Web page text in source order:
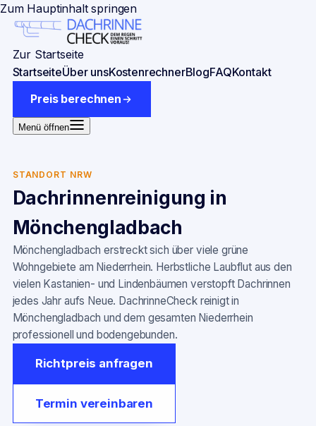
Zum Hauptinhalt springen
Zur Startseite
StartseiteÜber unsKostenrechnerBlogFAQKontakt
Preis berechnen
Menü öffnen
STANDORT NRW
Dachrinnenreinigung in
Mönchengladbach
Mönchengladbach erstreckt sich über viele grüne
Wohngebiete am Niederrhein. Herbstliche Laubflut aus den
vielen Kastanien- und Lindenbäumen verstopft Dachrinnen
jedes Jahr aufs Neue. DachrinneCheck reinigt in
Mönchengladbach und dem gesamten Niederrhein
professionell und bodengebunden.
Richtpreis anfragen
Termin vereinbaren